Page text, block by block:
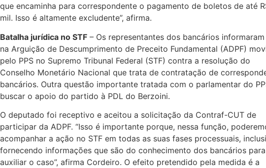
que encaminha para correspondente o pagamento de boletos de até
mil. Isso é altamente excludente”, afirma.
Batalha jurídica no STF – Os representantes dos bancários
na Arguição de Descumprimento de Preceito Fundamental (ADPF)
pelo PPS no Supremo Tribunal Federal (STF) contra a resolução do
Conselho Monetário Nacional que trata de contratação de
bancários. Outra questão importante tratada com o parlamentar do
buscar o apoio do partido à PDL do Berzoini.
O deputado foi receptivo e aceitou a solicitação da Contraf-CUT de
participar da ADPF. “Isso é importante porque, nessa função,
acompanhar a ação no STF em todas as suas fases processuais,
fornecendo informações que são do conhecimento dos bancários para
auxiliar o caso”, afirma Cordeiro. O efeito pretendido pela medida é a